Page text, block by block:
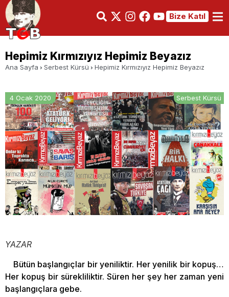
Bize Katıl
Hepimiz Kırmızıyız Hepimiz Beyazız
Ana Sayfa Serbest Kürsü Hepimiz Kırmızıyız Hepimiz Beyazız
4 Ocak 2020 Serbest Kürsü
YAZAR
Bütün başlangıçlar bir yeniliktir. Her yenilik bir kopuş…
Her kopuş bir sürekliliktir. Süren her şey her zaman yeni
başlangıçlara gebe.